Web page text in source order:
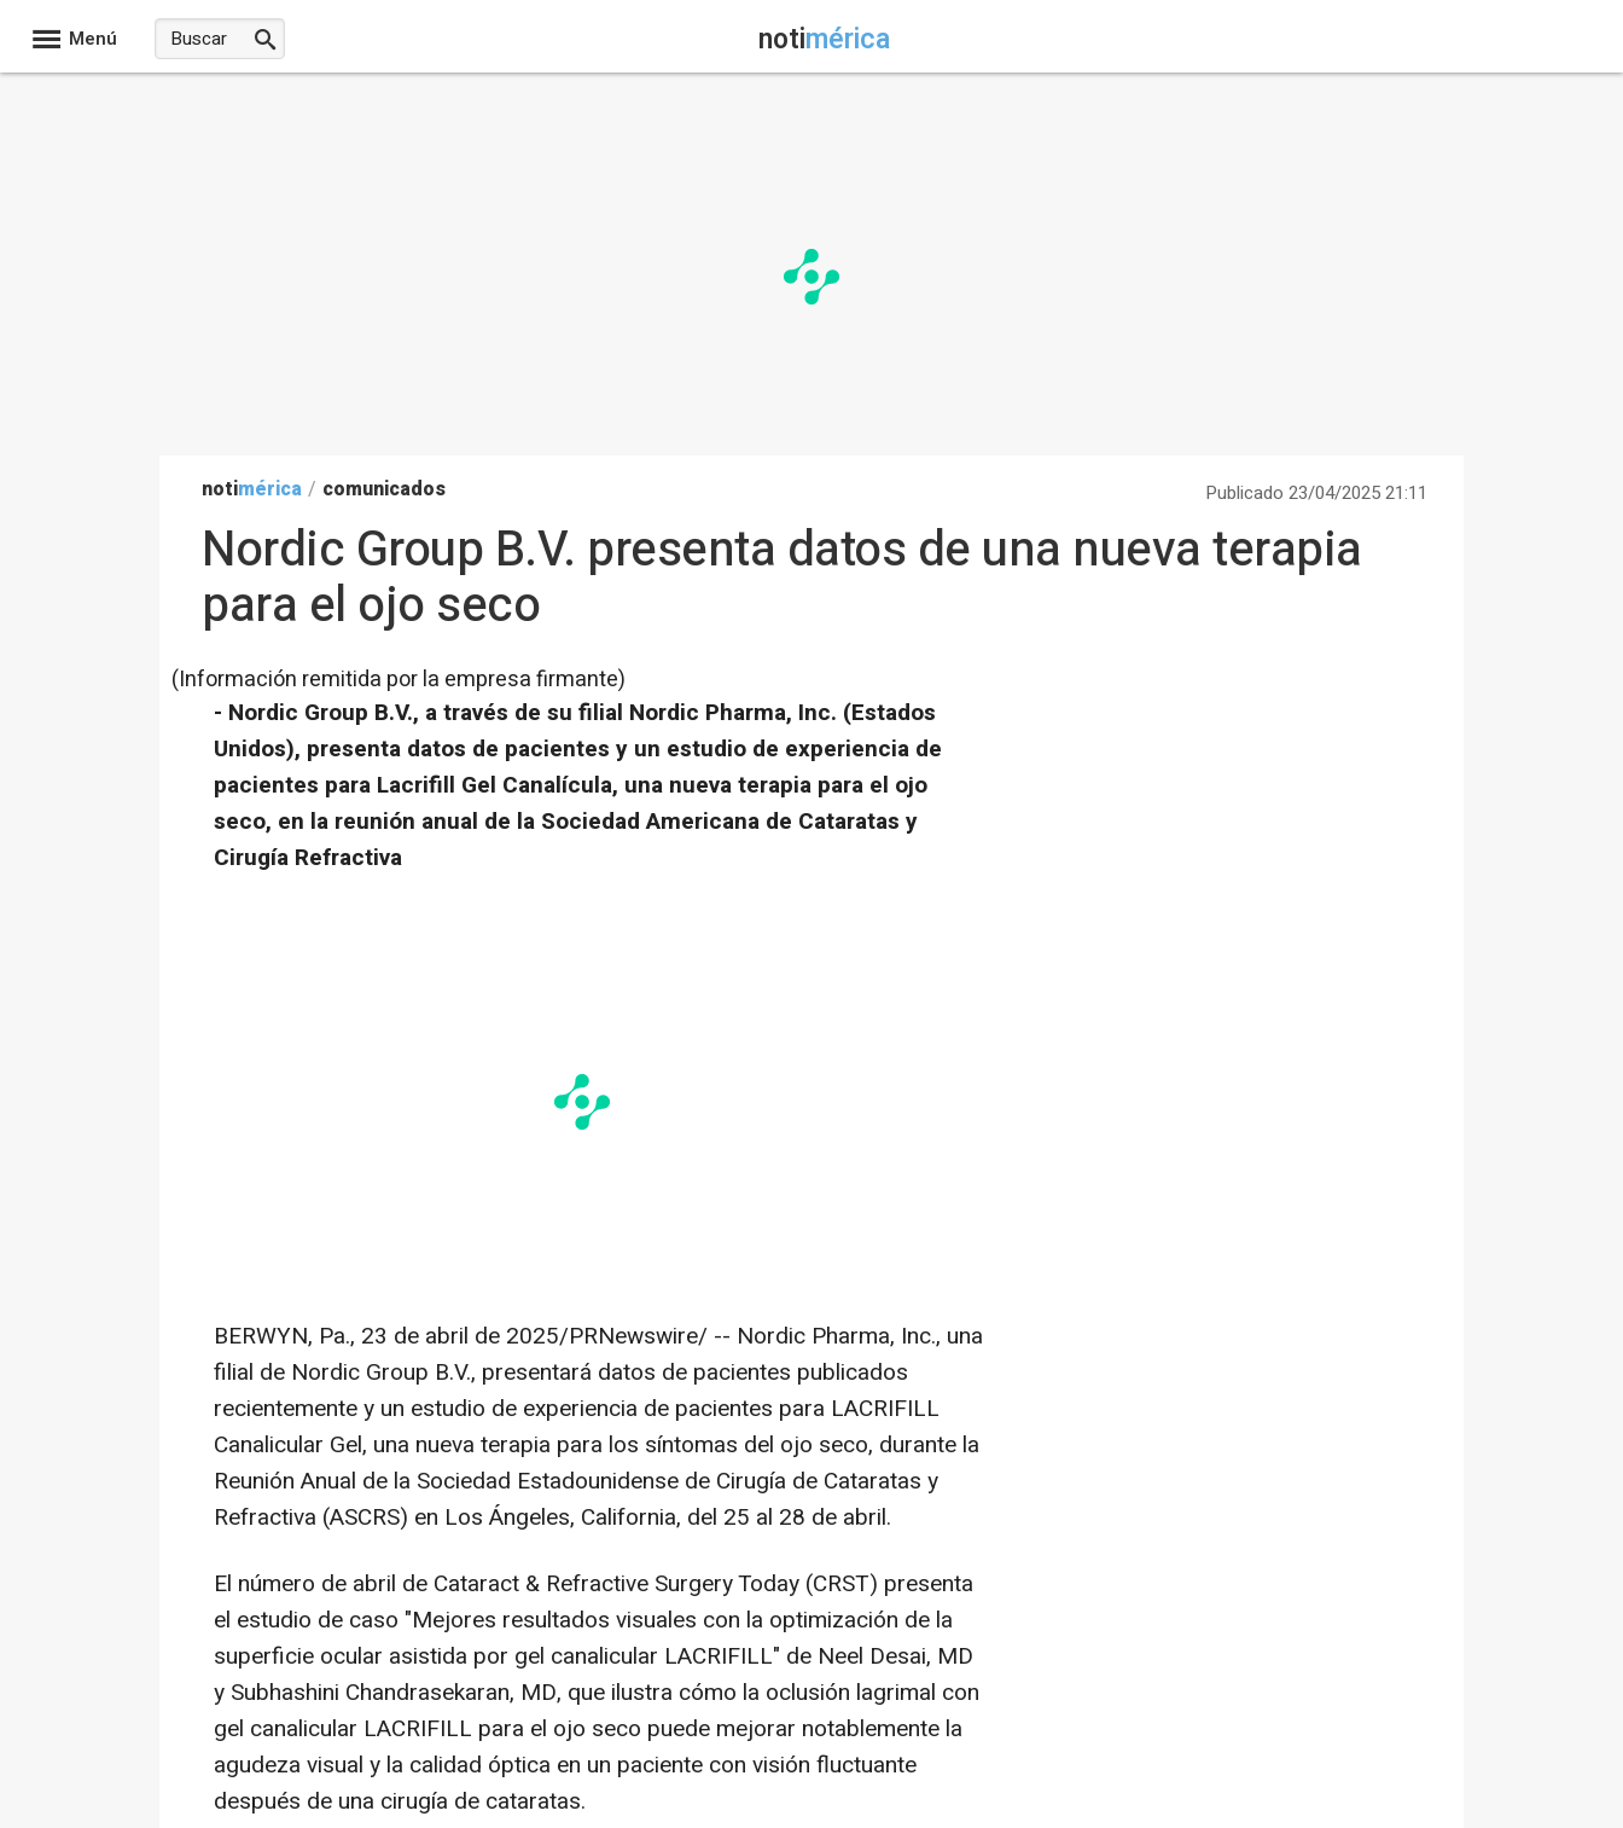
Menú notimérica
notimérica / comunicados Publicado 23/04/2025 21:11
Nordic Group B.V. presenta datos de una nueva terapia
para el ojo seco
(Información remitida por la empresa firmante)
- Nordic Group B.V., a través de su filial Nordic Pharma, Inc. (Estados
Unidos), presenta datos de pacientes y un estudio de experiencia de
pacientes para Lacrifill Gel Canalícula, una nueva terapia para el ojo
seco, en la reunión anual de la Sociedad Americana de Cataratas y
Cirugía Refractiva
BERWYN, Pa., 23 de abril de 2025/PRNewswire/ -- Nordic Pharma, Inc., una
filial de Nordic Group B.V., presentará datos de pacientes publicados
recientemente y un estudio de experiencia de pacientes para LACRIFILL
Canalicular Gel, una nueva terapia para los síntomas del ojo seco, durante la
Reunión Anual de la Sociedad Estadounidense de Cirugía de Cataratas y
Refractiva (ASCRS) en Los Ángeles, California, del 25 al 28 de abril.
El número de abril de Cataract & Refractive Surgery Today (CRST) presenta
el estudio de caso "Mejores resultados visuales con la optimización de la
superficie ocular asistida por gel canalicular LACRIFILL" de Neel Desai, MD
y Subhashini Chandrasekaran, MD, que ilustra cómo la oclusión lagrimal con
gel canalicular LACRIFILL para el ojo seco puede mejorar notablemente la
agudeza visual y la calidad óptica en un paciente con visión fluctuante
después de una cirugía de cataratas.